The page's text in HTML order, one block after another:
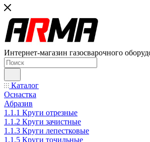
Интернет-магазин газосварочного
Каталог
Оснастка
Абразив
1.1.1 Круги отрезные
1.1.2 Круги зачистные
1.1.3 Круги лепестковые
1.1.5 Круги точильные